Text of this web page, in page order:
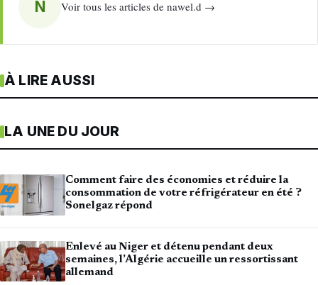
N Voir tous les articles de nawel.d →
À LIRE AUSSI
LA UNE DU JOUR
Comment faire des économies et réduire la
consommation de votre réfrigérateur en été ?
Sonelgaz répond
Enlevé au Niger et détenu pendant deux
semaines, l’Algérie accueille un ressortissant
allemand